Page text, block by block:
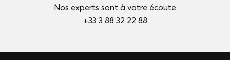
Nos experts sont à votre écoute
+33 3 88 32 22 88